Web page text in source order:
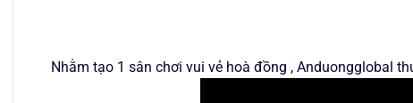
Nhằm tạo 1 sân chơi vui vẻ hoà đồng , Anduongglobal